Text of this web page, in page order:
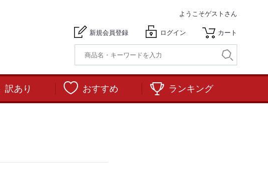
ようこそゲストさん
新規会員登録 ログイン カート
訳あり おすすめ ランキング